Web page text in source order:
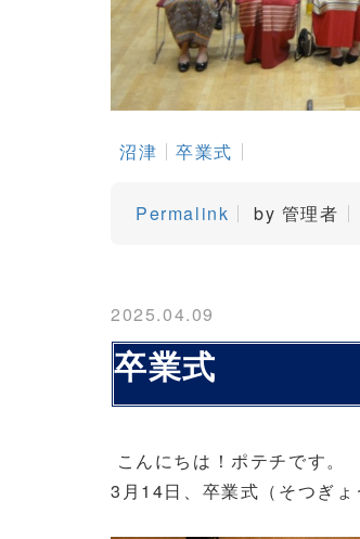
沼津 卒業式
Permalink by 管理者
2025.04.09
卒業式
こんにちは！ポテチです。
3月14日、卒業式（そつぎょ